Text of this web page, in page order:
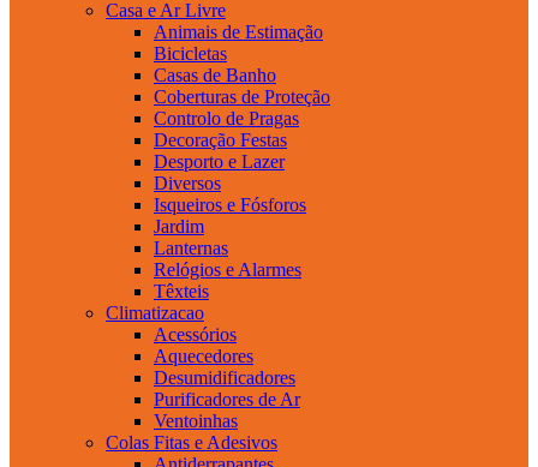
Casa e Ar Livre
Animais de Estimação
Bicicletas
Casas de Banho
Coberturas de Proteção
Controlo de Pragas
Decoração Festas
Desporto e Lazer
Diversos
Isqueiros e Fósforos
Jardim
Lanternas
Relógios e Alarmes
Têxteis
Climatizacao
Acessórios
Aquecedores
Desumidificadores
Purificadores de Ar
Ventoinhas
Colas Fitas e Adesivos